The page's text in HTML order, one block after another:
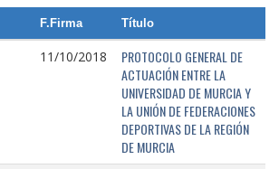
F.Firma Título
11/10/2018
PROTOCOLO GENERAL DE
ACTUACIÓN ENTRE LA
UNIVERSIDAD DE MURCIA Y
LA UNIÓN DE FEDERACIONES
DEPORTIVAS DE LA REGIÓN
DE MURCIA